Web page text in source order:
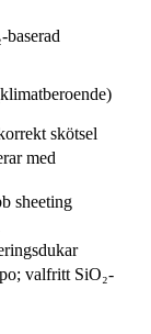
skötsel
med
sheeting
valfritt SiO₂-